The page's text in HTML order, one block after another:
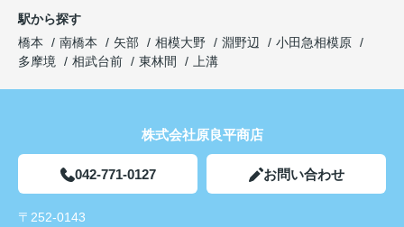
駅から探す
橋本
南橋本 矢部 相模大野 淵野辺
小田急相模原
多摩境
相武台前 東林間 上溝
株式会社原良平商店
042-771-0127 お問い合わせ
〒252-0143